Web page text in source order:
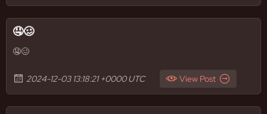
🤤🥴
🤤🥴
2024-12-03 13:18:21 +0000 UTC View Post